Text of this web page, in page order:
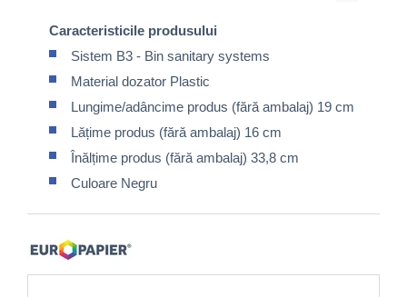
Caracteristicile produsului
Sistem B3 - Bin sanitary systems
Material dozator Plastic
Lungime/adâncime produs (fără ambalaj) 19 cm
Lățime produs (fără ambalaj) 16 cm
Înălțime produs (fără ambalaj) 33,8 cm
Culoare Negru